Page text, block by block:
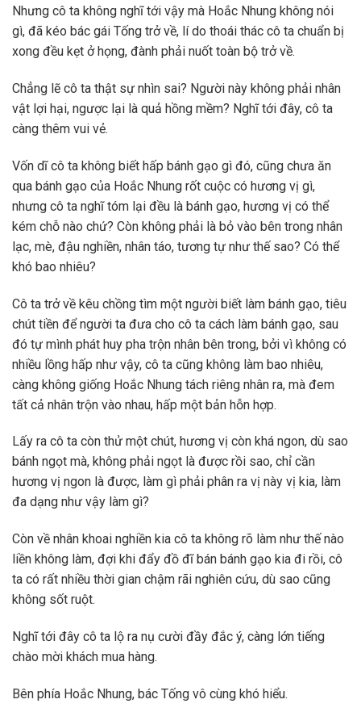
Nhưng cô ta không nghĩ tới vậy mà Hoắc Nhung không nói
gì, đã kéo bác gái Tống trở về, lí do thoái thác cô ta chuẩn bị
xong đều kẹt ở họng, đành phải nuốt toàn bộ trở về.
Chẳng lẽ cô ta thật sự nhìn sai? Người này không phải nhân
vật lợi hại, ngược lại là quả hồng mềm? Nghĩ tới đây, cô ta
càng thêm vui vẻ.
Vốn dĩ cô ta không biết hấp bánh gạo gì đó, cũng chưa ăn
qua bánh gạo của Hoắc Nhung rốt cuộc có hương vị gì,
nhưng cô ta nghĩ tóm lại đều là bánh gạo, hương vị có thể
kém chỗ nào chứ? Còn không phải là bỏ vào bên trong nhân
lạc, mè, đậu nghiền, nhân táo, tương tự như thế sao? Có thể
khó bao nhiêu?
Cô ta trở về kêu chồng tìm một người biết làm bánh gạo, tiêu
chút tiền để người ta đưa cho cô ta cách làm bánh gạo, sau
đó tự mình phát huy pha trộn nhân bên trong, bởi vì không có
nhiều lồng hấp như vậy, cô ta cũng không làm bao nhiêu,
càng không giống Hoắc Nhung tách riêng nhân ra, mà đem
tất cả nhân trộn vào nhau, hấp một bản hỗn hợp.
Lấy ra cô ta còn thử một chút, hương vị còn khá ngon, dù sao
bánh ngọt mà, không phải ngọt là được rồi sao, chỉ cần
hương vị ngon là được, làm gì phải phân ra vị này vị kia, làm
đa dạng như vậy làm gì?
Còn về nhân khoai nghiền kia cô ta không rõ làm như thế nào
liền không làm, đợi khi đẩy đồ đĩ bán bánh gạo kia đi rồi, cô
ta có rất nhiều thời gian chậm rãi nghiên cứu, dù sao cũng
không sốt ruột.
Nghĩ tới đây cô ta lộ ra nụ cười đầy đắc ý, càng lớn tiếng
chào mời khách mua hàng.
Bên phía Hoắc Nhung, bác Tống vô cùng khó hiểu.